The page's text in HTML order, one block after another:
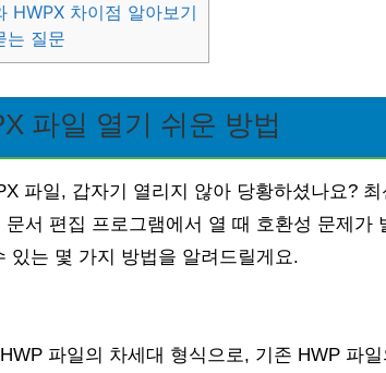
HWPX 차이점 알아보기
는 질문
파일 열기 쉬운 방법
파일, 갑자기 열리지 않아 당황하셨나요?
문서 편집 프로그램에서 열 때 호환성 문제가
있는 몇 가지 방법을 알려드릴게요.
파일의 차세대 형식으로, 기존 HWP 파